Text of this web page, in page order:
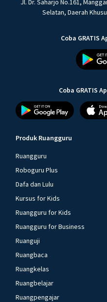
Jl. Dr. Saharjo No.161,
Selatan, Daerah
Coba GRATIS
Coba GRATIS
Produk Ruangguru
Ruangguru
Roboguru Plus
Dafa dan Lulu
Kursus for Kids
Ruangguru for Kids
Ruangguru for Business
Ruanguji
Ruangbaca
Ruangkelas
Ruangbelajar
Ruangpengajar